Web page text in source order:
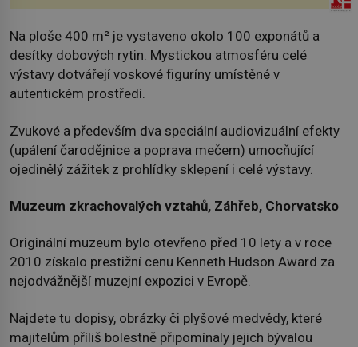
Na ploše 400 m² je vystaveno okolo 100 exponátů a
desítky dobových rytin. Mystickou atmosféru celé
výstavy dotvářejí voskové figuríny umístěné v
autentickém prostředí.
Zvukové a především dva speciální audiovizuální efekty
(upálení čarodějnice a poprava mečem) umocňující
ojedinělý zážitek z prohlídky sklepení i celé výstavy.
Muzeum zkrachovalých vztahů, Záhřeb, Chorvatsko
Originální muzeum bylo otevřeno před 10 lety a v roce
2010 získalo prestižní cenu Kenneth Hudson Award za
nejodvážnější muzejní expozici v Evropě.
Najdete tu dopisy, obrázky či plyšové medvědy, které
majitelům příliš bolestně připomínaly jejich bývalou